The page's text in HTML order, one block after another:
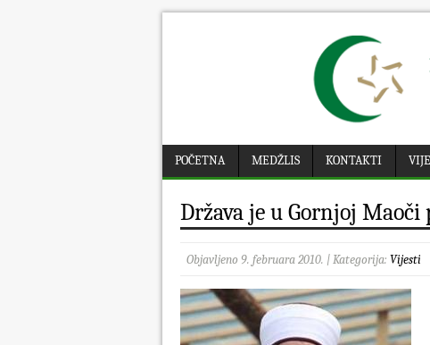
POČETNA MEDŽLIS KONTAKTI
Država je u Gornjoj Maoči
Objavljeno 9. februara 2010. | Kategorija: Vijesti